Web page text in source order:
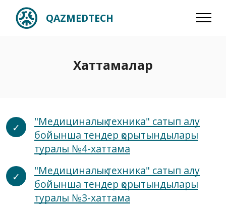
QAZMEDTECH
Хаттамалар
"Медициналық техника" сатып алу
бойынша тендер қорытындылары
туралы №4-хаттама
"Медициналық техника" сатып алу
бойынша тендер қорытындылары
туралы №3-хаттама